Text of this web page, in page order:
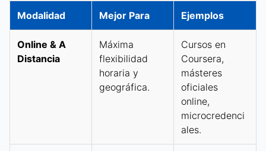
Modalidad Mejor Para Ejemplos
Online & A
Distancia
Máxima
flexibilidad
horaria y
geográfica.
Cursos en
Coursera,
másteres
oficiales
online,
microcredenci
ales.